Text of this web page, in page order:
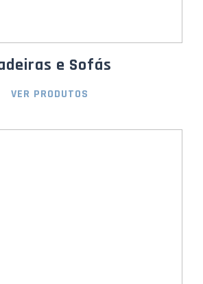
e Sofás
VER PRODUTOS